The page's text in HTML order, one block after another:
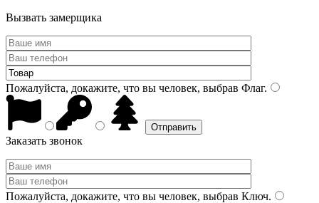
Вызвать замерщика
Пожалуйста, докажите, что вы человек, выбрав Флаг.
Заказать звонок
Пожалуйста, докажите, что вы человек, выбрав Ключ.